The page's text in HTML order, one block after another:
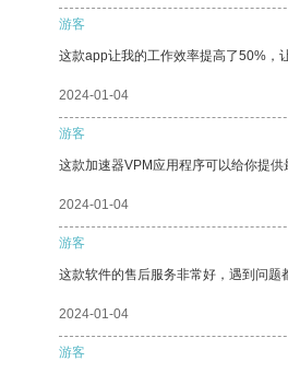
游客
这款app让我的工作效率提高了50%，
2024-01-04
游客
这款加速器VPM应用程序可以给你提
2024-01-04
游客
这款软件的售后服务非常好，遇到问题
2024-01-04
游客